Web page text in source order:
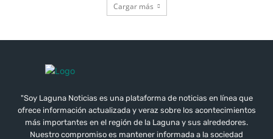
Cargar más
"Soy Laguna Noticias es una plataforma de noticias en línea que
ofrece información actualizada y veraz sobre los acontecimientos
más importantes en el región de la Laguna y sus alrededores.
Nuestro compromiso es mantener informada a la sociedad